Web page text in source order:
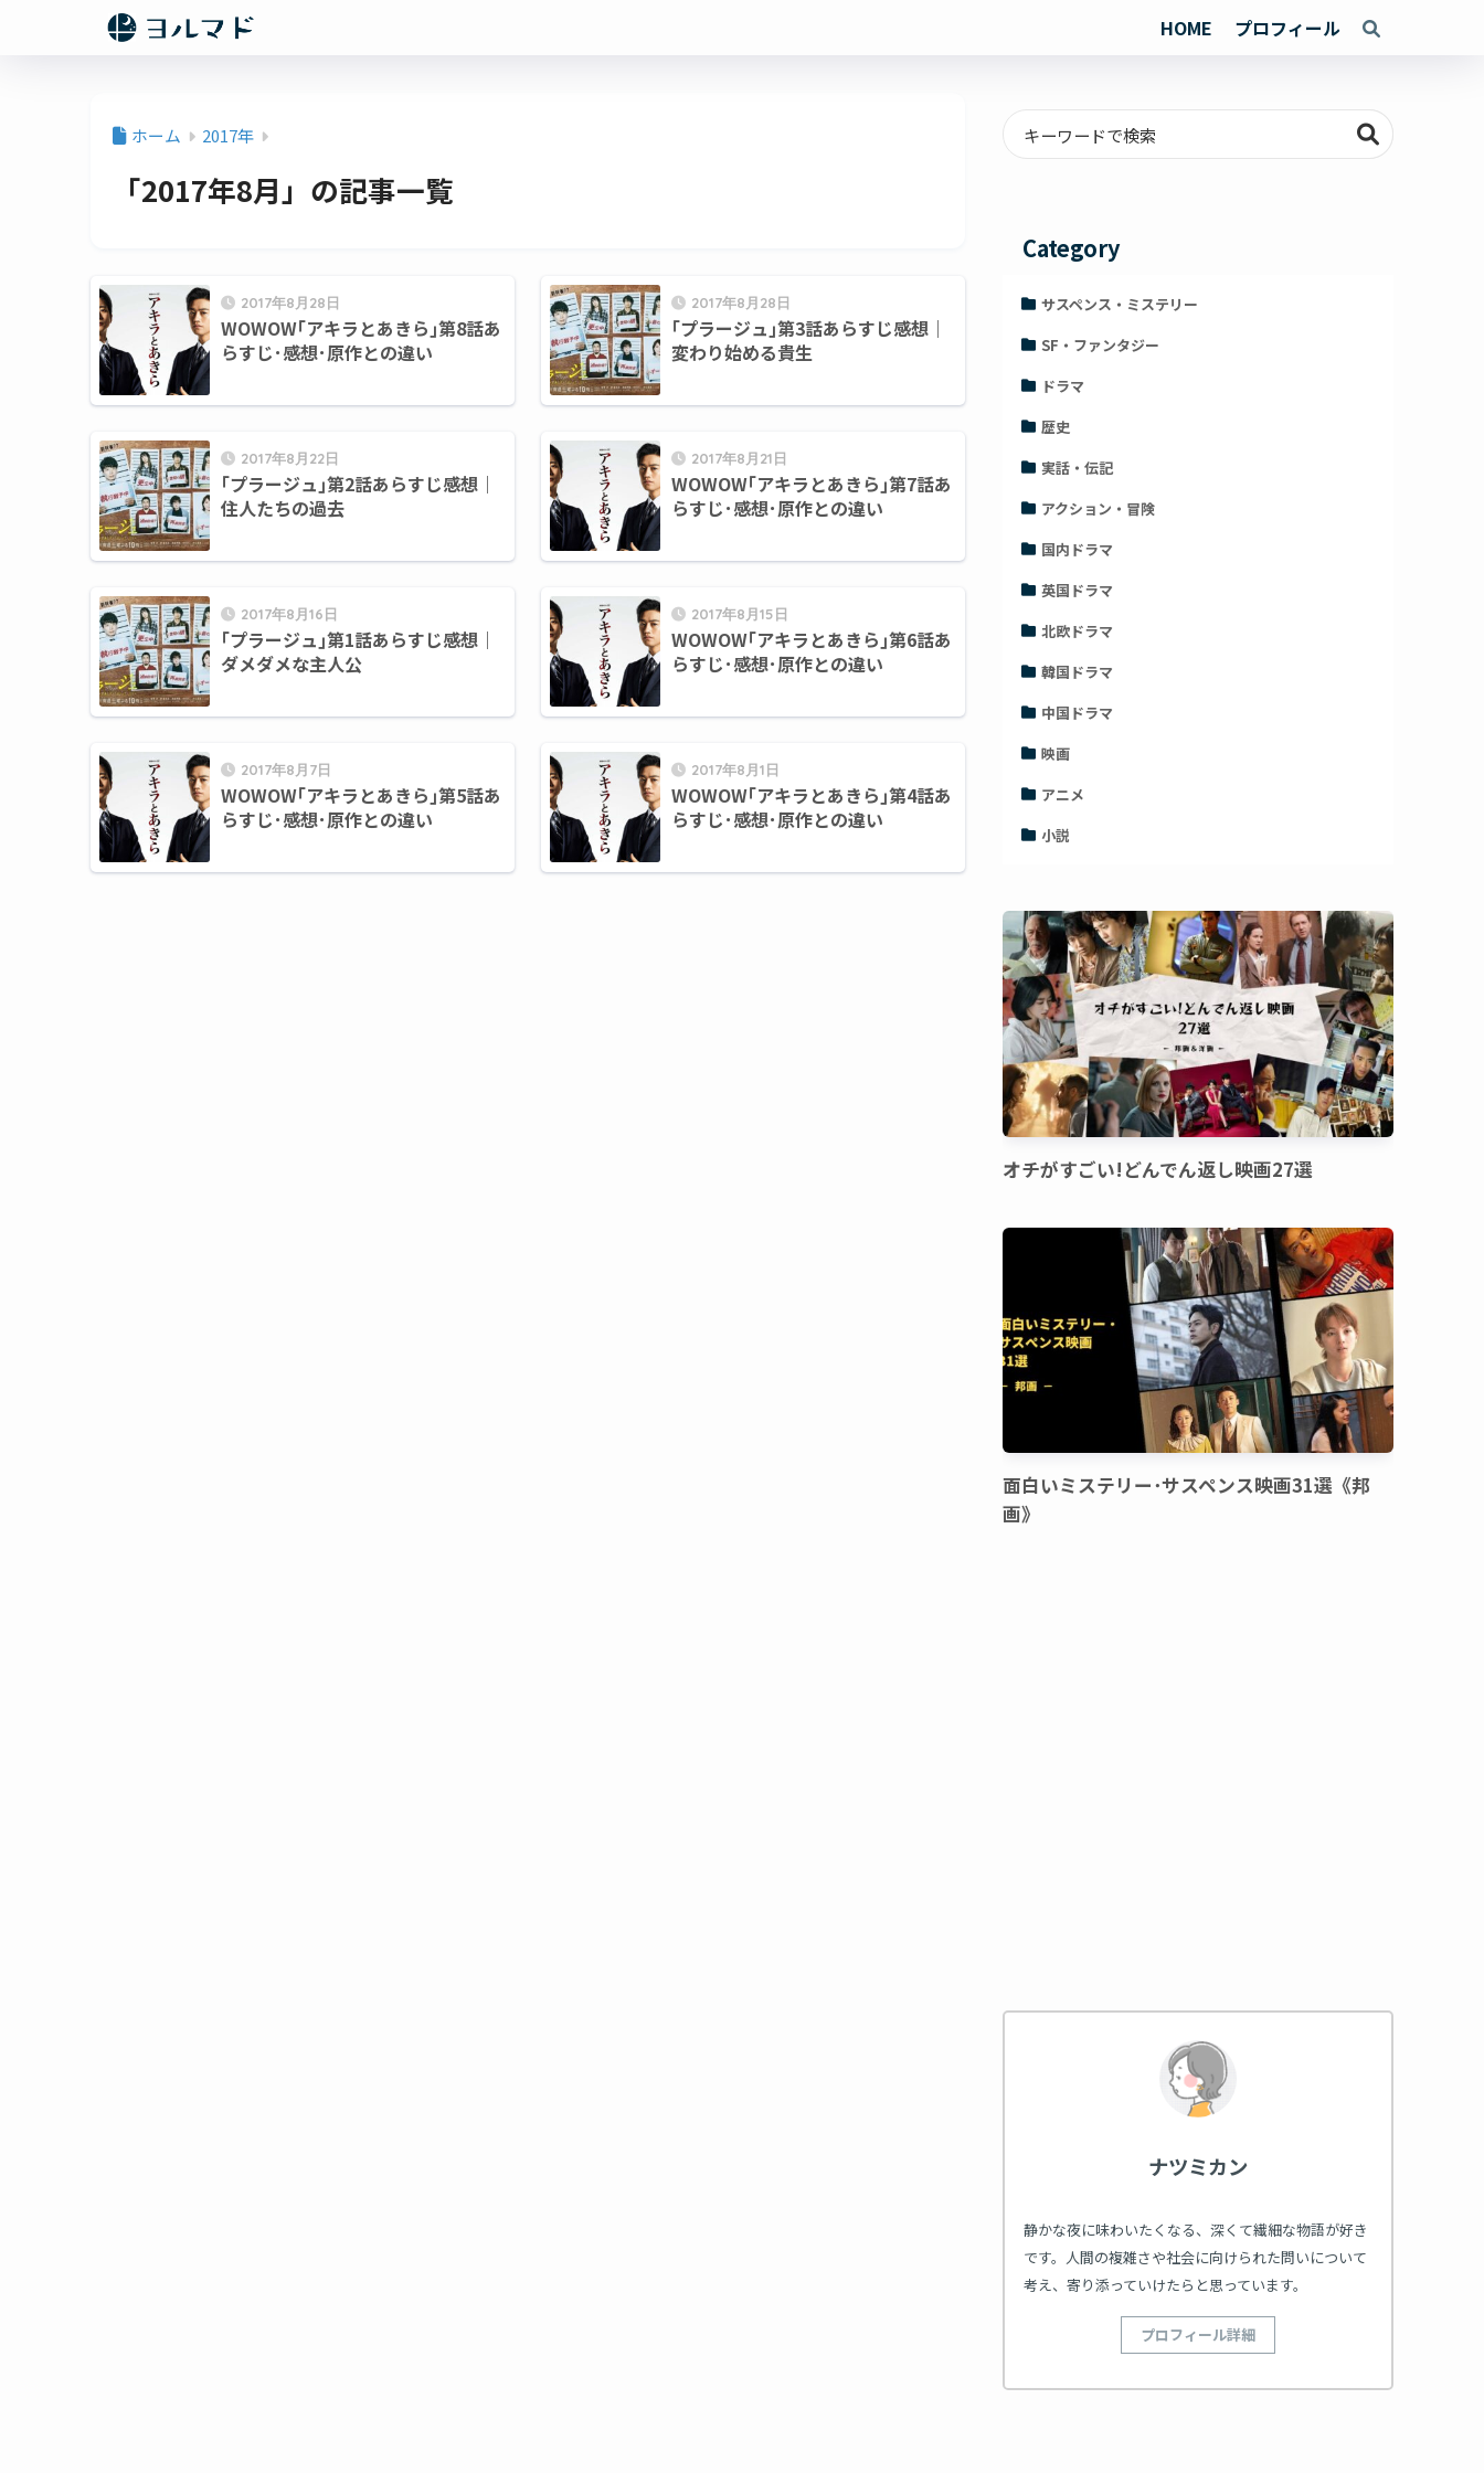
HOME プロフィール
ホーム 2017年
「2017年8月」の記事一覧
2017年8月28日
WOWOW｢アキラとあきら｣第8話あ
らすじ･感想･原作との違い
2017年8月28日
｢プラージュ｣第3話あらすじ感想｜
変わり始める貴生
2017年8月22日
｢プラージュ｣第2話あらすじ感想｜
住人たちの過去
2017年8月21日
WOWOW｢アキラとあきら｣第7話あ
らすじ･感想･原作との違い
2017年8月16日
｢プラージュ｣第1話あらすじ感想｜
ダメダメな主人公
2017年8月15日
WOWOW｢アキラとあきら｣第6話あ
らすじ･感想･原作との違い
2017年8月7日
WOWOW｢アキラとあきら｣第5話あ
らすじ･感想･原作との違い
2017年8月1日
WOWOW｢アキラとあきら｣第4話あ
らすじ･感想･原作との違い
Category
サスペンス・ミステリー
SF・ファンタジー
ドラマ
歴史
実話・伝記
アクション・冒険
国内ドラマ
英国ドラマ
北欧ドラマ
韓国ドラマ
中国ドラマ
映画
アニメ
小説
オチがすごい!どんでん返し映画27選
面白いミステリー･サスペンス映画31選《邦
画》
ナツミカン
静かな夜に味わいたくなる、深くて繊細な物語が好き
です。人間の複雑さや社会に向けられた問いについて
考え、寄り添っていけたらと思っています。
プロフィール詳細